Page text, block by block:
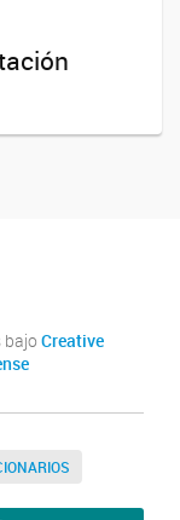
bajo Creative